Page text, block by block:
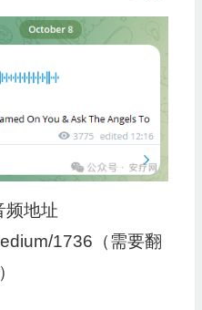
频地址
1736（需要翻